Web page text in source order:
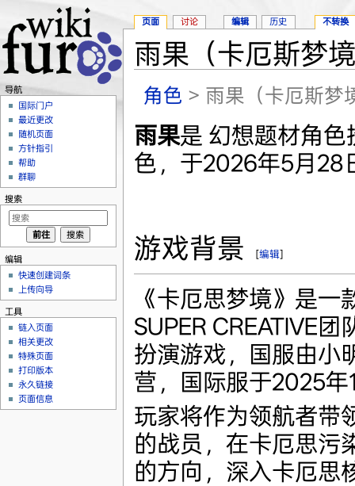
雨果（卡厄斯梦
角色 > 雨果（卡厄斯梦
雨果是 幻想题材角色
色，于2026年5月28
游戏背景 [编辑]
《卡厄思梦境》是
SUPER CREATIVE
扮演游戏，国服由小
营，国际服于2025
玩家将作为领航者带
的战员，在卡厄思污
的方向，深入卡厄思
页面 讨论 编辑 历史 不转换
导航
国际门户
最近更改
随机页面
方针指引
帮助
群聊
搜索
编辑
快速创建词条
上传向导
工具
链入页面
相关更改
特殊页面
打印版本
永久链接
页面信息